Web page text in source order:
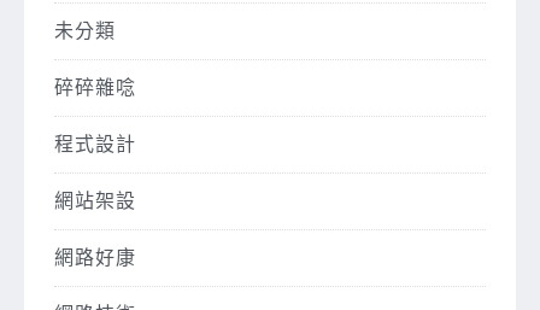
未分類
碎碎雜唸
程式設計
網站架設
網路好康